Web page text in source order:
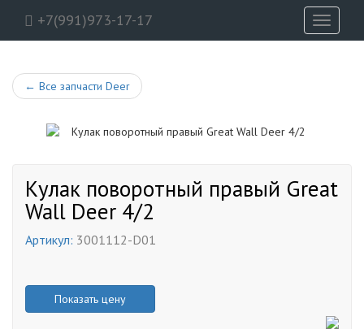
+7(991)973-17-17
Toggle
← Все запчасти Deer
Кулак поворотный правый Great
Wall Deer 4/2
Артикул: 3001112-D01
Показать цену